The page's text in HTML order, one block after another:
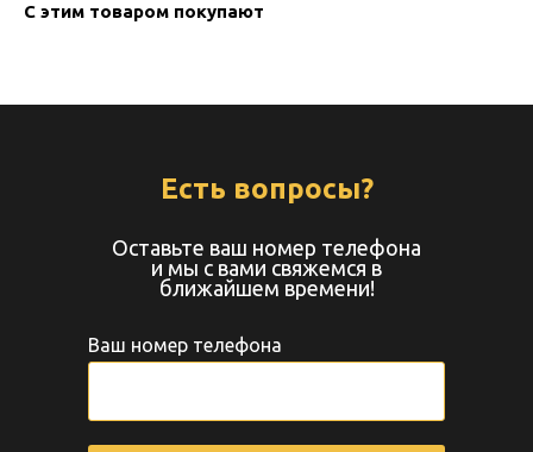
С этим товаром покупают
Ваш номер телефона
Есть вопросы?
Оставьте ваш номер телефона
и мы с вами свяжемся в
ближайшем времени!